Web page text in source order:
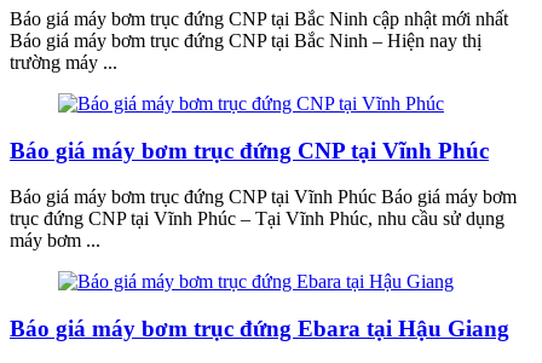
Báo giá máy bơm trục đứng CNP tại Bắc Ninh cập nhật mới nhất
Báo giá máy bơm trục đứng CNP tại Bắc Ninh – Hiện nay thị
trường máy ...
Báo giá máy bơm trục đứng CNP tại Vĩnh Phúc
Báo giá máy bơm trục đứng CNP tại Vĩnh Phúc Báo giá máy bơm
trục đứng CNP tại Vĩnh Phúc – Tại Vĩnh Phúc, nhu cầu sử dụng
máy bơm ...
Báo giá máy bơm trục đứng Ebara tại Hậu Giang